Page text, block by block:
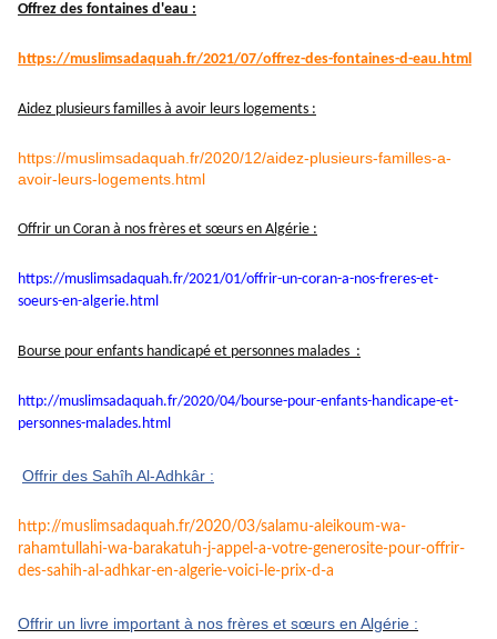
Offrez des fontaines d'eau :
https://muslimsadaquah.fr/2021/07/offrez-des-fontaines-d-eau.html
Aidez plusieurs familles à avoir leurs logements :
https://muslimsadaquah.fr/2020/12/aidez-plusieurs-familles-a-
avoir-leurs-logements.html
Offrir un Coran à nos frères et sœurs en Algérie :
https://muslimsadaquah.fr/2021/01/offrir-un-coran-a-nos-freres-et-
soeurs-en-algerie.html
Bourse pour enfants handicapé et personnes malades :
http://muslimsadaquah.fr/2020/04/bourse-pour-enfants-handicape-et-
personnes-malades.html
Offrir des Sahîh Al-Adhkâr :
http://muslimsadaquah.fr/2020/03/salamu-aleikoum-wa-
rahamtullahi-wa-barakatuh-j-appel-a-votre-generosite-pour-offrir-
des-sahih-al-adhkar-en-algerie-voici-le-prix-d-a
Offrir un livre important à nos frères et sœurs en Algérie :